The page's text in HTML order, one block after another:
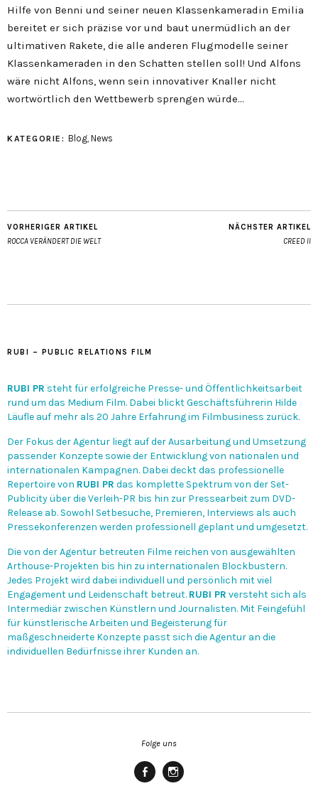
Hilfe von Benni und seiner neuen Klassenkameradin Emilia
bereitet er sich präzise vor und baut unermüdlich an der
ultimativen Rakete, die alle anderen Flugmodelle seiner
Klassenkameraden in den Schatten stellen soll! Und Alfons
wäre nicht Alfons, wenn sein innovativer Knaller nicht
wortwörtlich den Wettbewerb sprengen würde…
KATEGORIE: Blog, News
VORHERIGER ARTIKEL
ROCCA VERÄNDERT DIE WELT
NÄCHSTER ARTIKEL
CREED II
RUBI – PUBLIC RELATIONS FILM
RUBI PR steht für erfolgreiche Presse- und Öffentlichkeitsarbeit
rund um das Medium Film. Dabei blickt Geschäftsführerin Hilde
Läufle auf mehr als 20 Jahre Erfahrung im Filmbusiness zurück.
Der Fokus der Agentur liegt auf der Ausarbeitung und Umsetzung
passender Konzepte sowie der Entwicklung von nationalen und
internationalen Kampagnen. Dabei deckt das professionelle
Repertoire von RUBI PR das komplette Spektrum von der Set-
Publicity über die Verleih-PR bis hin zur Pressearbeit zum DVD-
Release ab. Sowohl Setbesuche, Premieren, Interviews als auch
Pressekonferenzen werden professionell geplant und umgesetzt.
Die von der Agentur betreuten Filme reichen von ausgewählten
Arthouse-Projekten bis hin zu internationalen Blockbustern.
Jedes Projekt wird dabei individuell und persönlich mit viel
Engagement und Leidenschaft betreut. RUBI PR versteht sich als
Intermediär zwischen Künstlern und Journalisten. Mit Feingefühl
für künstlerische Arbeiten und Begeisterung für
maßgeschneiderte Konzepte passt sich die Agentur an die
individuellen Bedürfnisse ihrer Kunden an.
Folge uns